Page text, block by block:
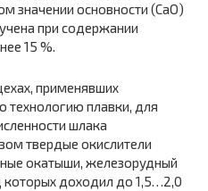
значении основности (CaO)
при содержании
15 %.
применявших
технологию плавки, для
шлака
твердые окислители
окатыши, железорудный
которых доходил до 1,5…2,0